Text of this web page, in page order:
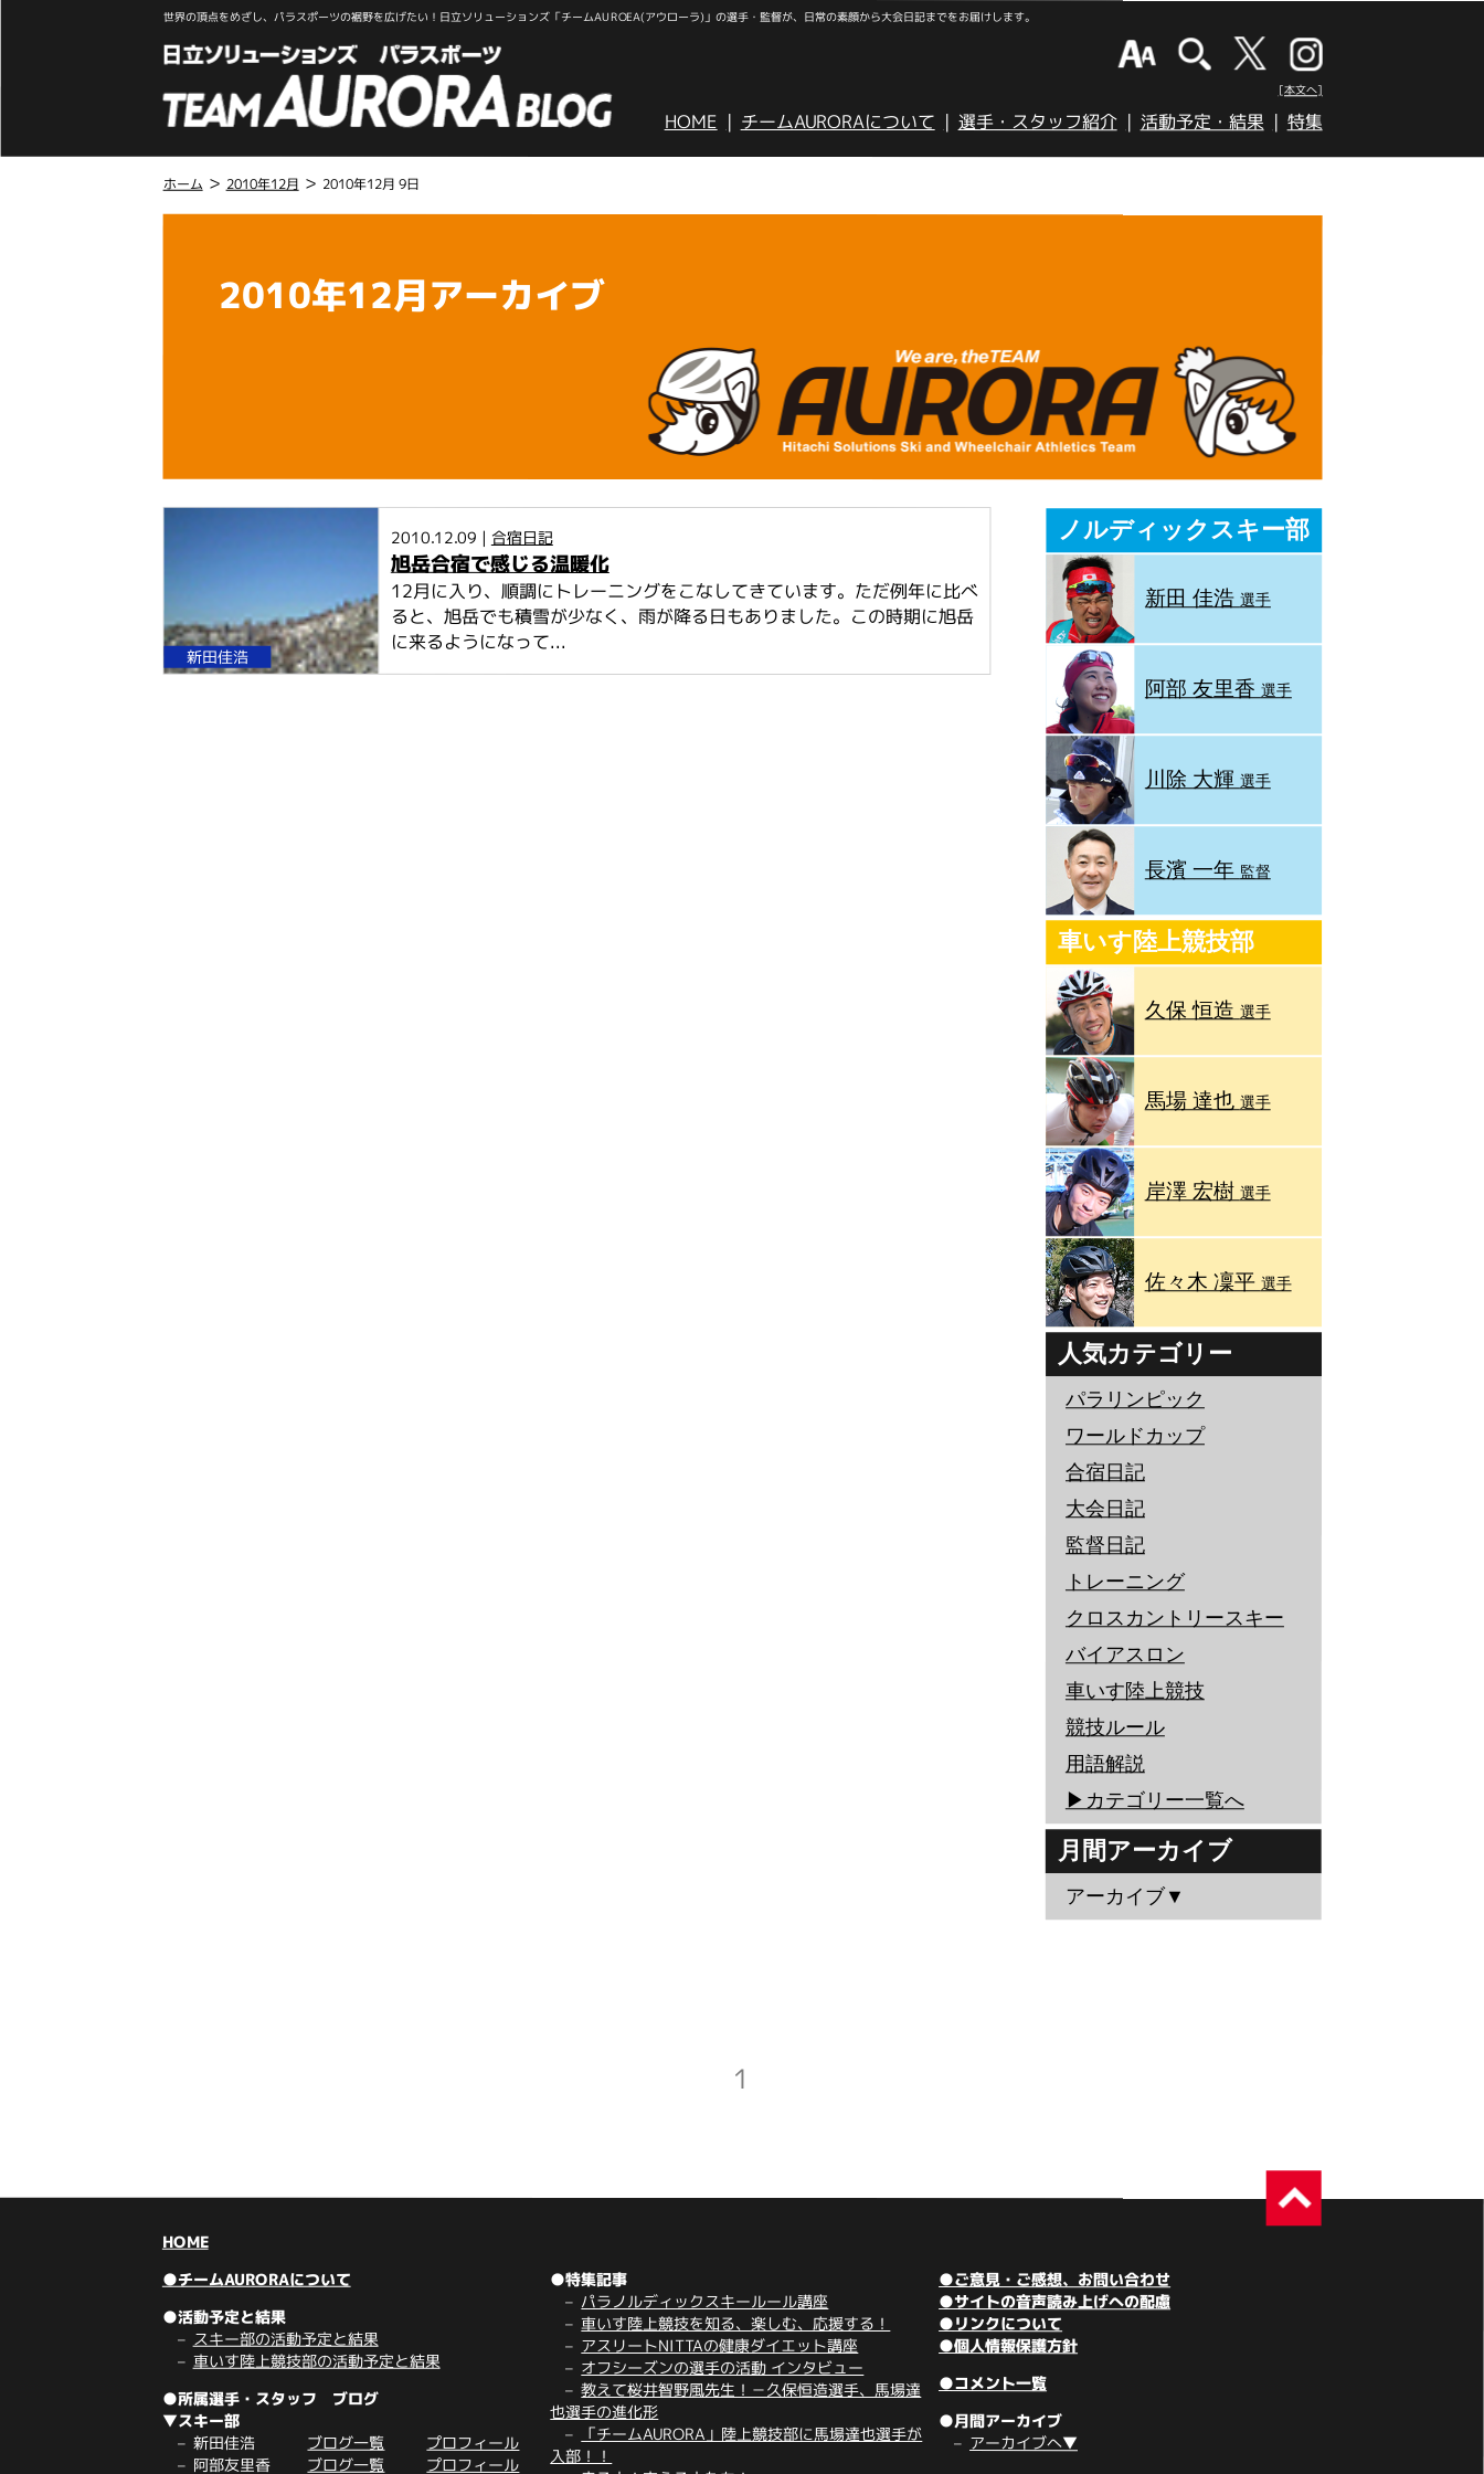
世界の頂点をめざし、パラスポーツの裾野を広げたい！日立ソリューションズ「チームAUROEA(アウローラ)」の選手・監督が、日常の素顔から大会日記までをお届けします。
[本文へ]
HOME チームAURORAについて 選手・スタッフ紹介 活動予定・結果 特集
ホーム > 2010年12月 > 2010年12月 9日
2010年12月アーカイブ
新田佳浩
2010.12.09 | 合宿日記
旭岳合宿で感じる温暖化
12月に入り、順調にトレーニングをこなしてきています。ただ例年に比べ
ると、旭岳でも積雪が少なく、雨が降る日もありました。この時期に旭岳
に来るようになって...
ノルディックスキー部
新田 佳浩 選手
阿部 友里香 選手
川除 大輝 選手
長濱 一年 監督
車いす陸上競技部
久保 恒造 選手
馬場 達也 選手
岸澤 宏樹 選手
佐々木 凜平 選手
人気カテゴリー
パラリンピック
ワールドカップ
合宿日記
大会日記
監督日記
トレーニング
クロスカントリースキー
バイアスロン
車いす陸上競技
競技ルール
用語解説
▶︎カテゴリー一覧へ
月間アーカイブ
アーカイブ▼
1
HOME
●チームAURORAについて
●活動予定と結果
スキー部の活動予定と結果
車いす陸上競技部の活動予定と結果
●所属選手・スタッフ ブログ
▼スキー部
新田佳浩 ブログ一覧 プロフィール
阿部友里香 ブログ一覧 プロフィール
●特集記事
パラノルディックスキールール講座
車いす陸上競技を知る、楽しむ、応援する！
アスリートNITTAの健康ダイエット講座
オフシーズンの選手の活動 インタビュー
教えて桜井智野風先生！－久保恒造選手、馬場達
也選手の進化形
「チームAURORA」陸上競技部に馬場達也選手が
入部！！
●ご意見・ご感想、お問い合わせ
●サイトの音声読み上げへの配慮
●リンクについて
●個人情報保護方針
●コメント一覧
●月間アーカイブ
アーカイブへ▼